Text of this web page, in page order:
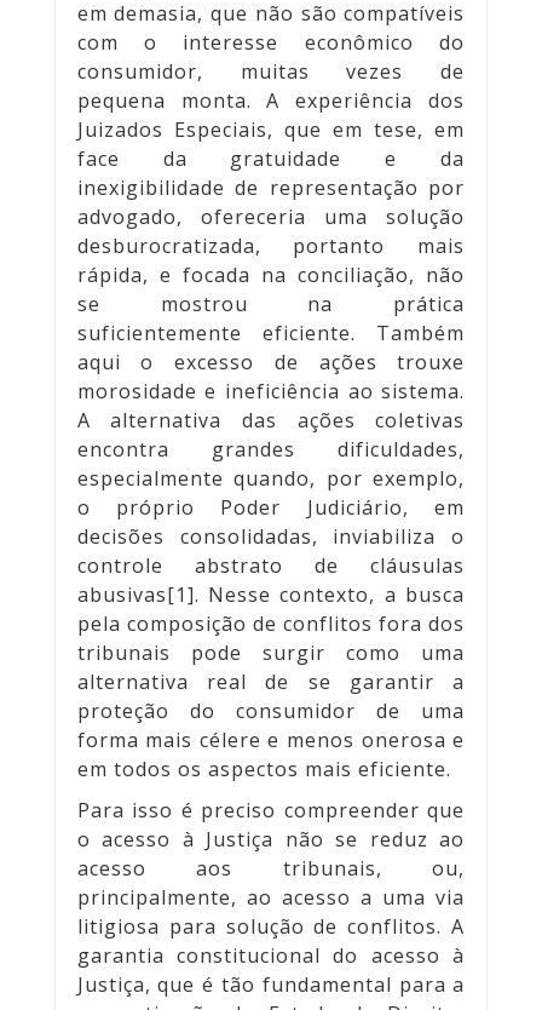
em demasia, que não são compatíveis
com o interesse econômico do
consumidor, muitas vezes de
pequena monta. A experiência dos
Juizados Especiais, que em tese, em
face da gratuidade e da
inexigibilidade de representação por
advogado, ofereceria uma solução
desburocratizada, portanto mais
rápida, e focada na conciliação, não
se mostrou na prática
suficientemente eficiente. Também
aqui o excesso de ações trouxe
morosidade e ineficiência ao sistema.
A alternativa das ações coletivas
encontra grandes dificuldades,
especialmente quando, por exemplo,
o próprio Poder Judiciário, em
decisões consolidadas, inviabiliza o
controle abstrato de cláusulas
abusivas[1]. Nesse contexto, a busca
pela composição de conflitos fora dos
tribunais pode surgir como uma
alternativa real de se garantir a
proteção do consumidor de uma
forma mais célere e menos onerosa e
em todos os aspectos mais eficiente.
Para isso é preciso compreender que
o acesso à Justiça não se reduz ao
acesso aos tribunais, ou,
principalmente, ao acesso a uma via
litigiosa para solução de conflitos. A
garantia constitucional do acesso à
Justiça, que é tão fundamental para a